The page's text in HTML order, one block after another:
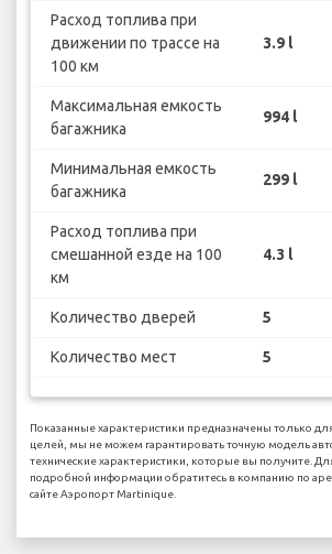
Расход топлива при
движении по трассе на
100 км
3.9 l
Максимальная емкость
багажника
994 l
Минимальная емкость
багажника
299 l
Расход топлива при
смешанной езде на 100
км
4.3 l
Количество дверей 5
Количество мест 5
Показанные характеристики предназначены только
целей, мы не можем гарантировать точную модель
технические характеристики, которые вы получите.
подробной информации обратитесь в компанию по
сайте Аэропорт Martinique.